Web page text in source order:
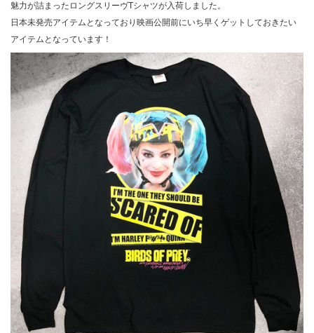
魅力が詰まったロングスリーヴTシャツが入荷しました。
日本未発売アイテムとなっており映画公開前にいち早くゲットしておきたい
アイテムとなっています！